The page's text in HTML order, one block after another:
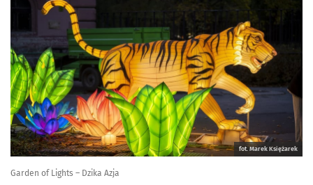
fot. Marek Księżarek
Garden of Lights – Dzika Azja